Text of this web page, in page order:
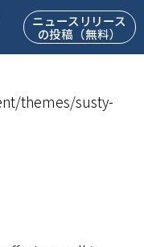
ニュースリリース
の投稿（無料）
themes/susty-